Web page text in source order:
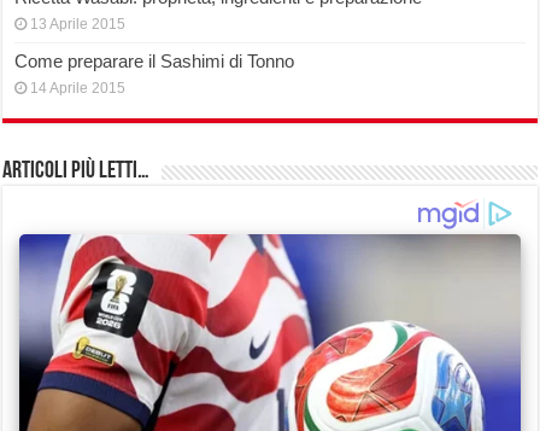
13 Aprile 2015
Come preparare il Sashimi di Tonno
14 Aprile 2015
Articoli più Letti…